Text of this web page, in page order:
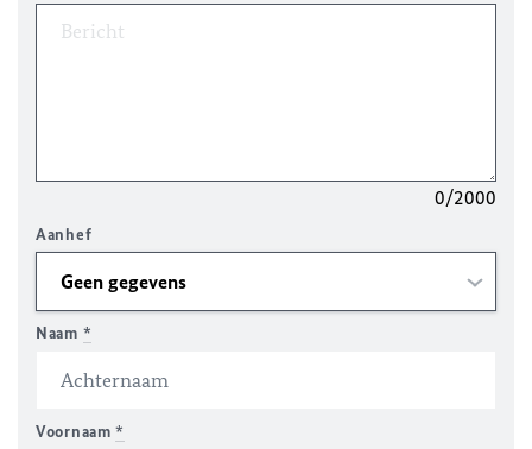
0/2000
Aanhef
Naam *
Voornaam*